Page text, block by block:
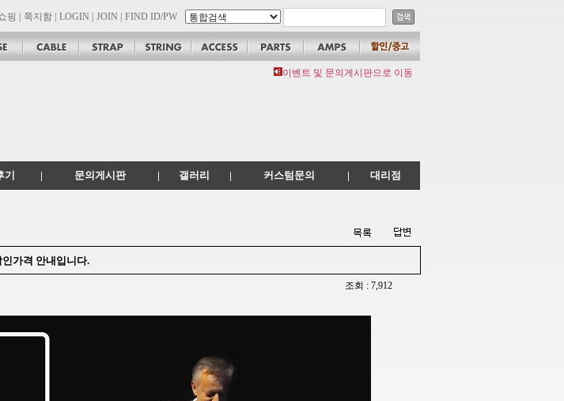
핑 쪽지함 LOGIN JOIN FIND ID/PW
이벤트 및 문의게시판으로 이동
| 문의게시판 | 갤러리 | 커스텀문의 | 대리점
가격 안내입니다.
조회 : 7,912